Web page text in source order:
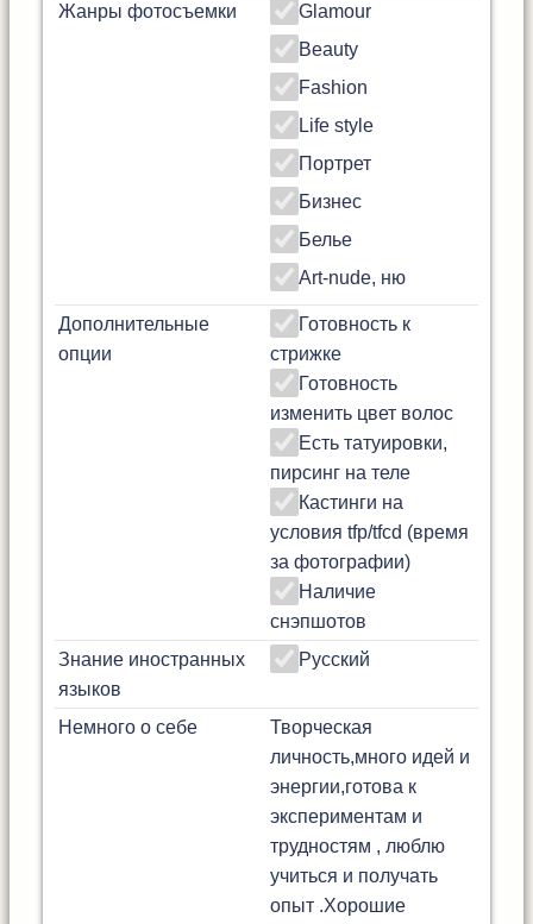
Жанры фотосъемки
Glamour
Beauty
Fashion
Life style
Портрет
Бизнес
Белье
Art-nude, ню
Дополнительные
опции
Готовность к
стрижке
Готовность
изменить цвет волос
Есть татуировки,
пирсинг на теле
Кастинги на
условия tfp/tfcd (время
за фотографии)
Наличие
снэпшотов
Знание иностранных
языков
Русский
Немного о себе
Творческая
личность,много идей и
энергии,готова к
экспериментам и
трудностям , люблю
учиться и получать
опыт .Хорошие